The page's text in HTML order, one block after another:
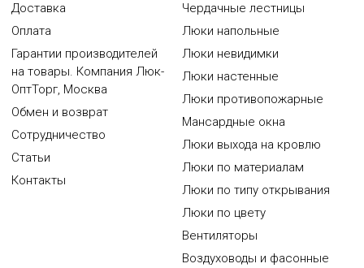
Доставка
Оплата
Гарантии производителей
на товары. Компания Люк-
ОптТорг, Москва
Обмен и возврат
Сотрудничество
Статьи
Контакты
Чердачные лестницы
Люки напольные
Люки невидимки
Люки настенные
Люки противопожарные
Мансардные окна
Люки выхода на кровлю
Люки по материалам
Люки по типу открывания
Люки по цвету
Вентиляторы
Воздуховоды и фасонные